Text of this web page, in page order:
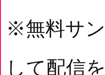
※無料サ
して配信